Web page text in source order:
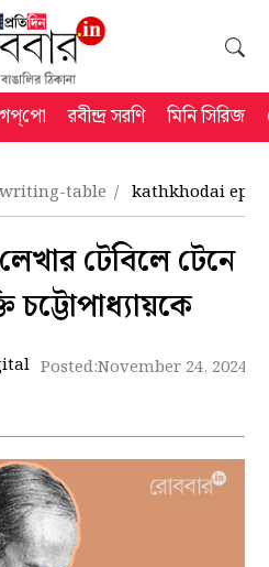
রবীন্দ্র সরণি মিনি সিরিজ
writing-table kathkhodai
টেবিলে টেনে
চট্টোপাধ্যায়কে
Posted:November 24, 2024